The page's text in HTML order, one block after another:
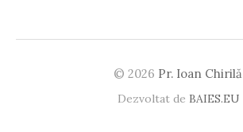
© 2026 Pr. Ioan Chirilă
Dezvoltat de BAIES.EU